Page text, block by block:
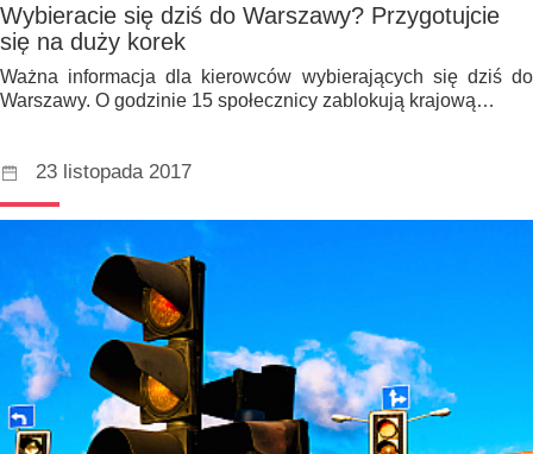
Wybieracie się dziś do Warszawy? Przygotujcie
się na duży korek
Ważna informacja dla kierowców wybierających się dziś do
Warszawy. O godzinie 15 społecznicy zablokują krajową…
23 listopada 2017